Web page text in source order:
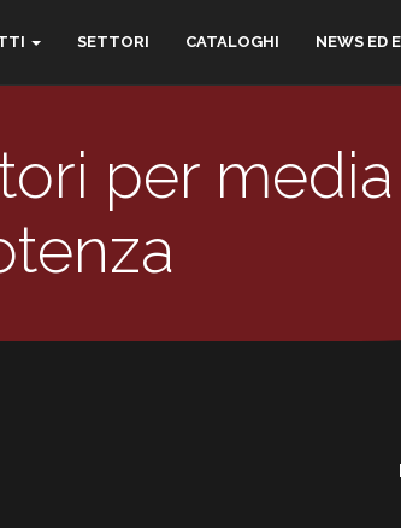
SETTORI CATALOGHI NEWS ED
per